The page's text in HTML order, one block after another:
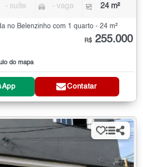
- suíte - vaga 24 m²
no Belenzinho com 1 quarto - 24 m²
do mapa
R$ 255.000
Contatar